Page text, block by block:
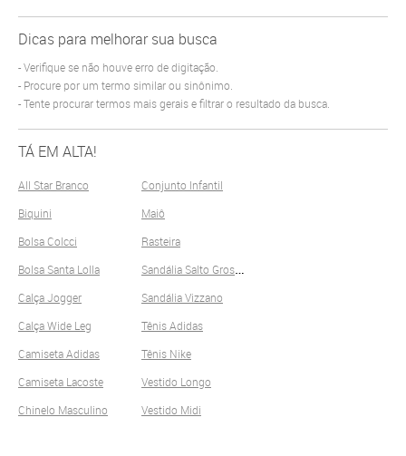
Dicas para melhorar sua busca
Verifique se não houve erro de digitação.
Procure por um termo similar ou sinônimo.
Tente procurar termos mais gerais e filtrar o resultado da busca.
TÁ EM ALTA!
All Star Branco
Biquini
Bolsa Colcci
Bolsa Santa Lolla
Calça Jogger
Calça Wide Leg
Camiseta Adidas
Camiseta Lacoste
Chinelo Masculino
Conjunto Infantil
Maiô
Rasteira
S
andália Salto Grosso
Sandália Vizzano
Tênis Adidas
Tênis Nike
Vestido Longo
Vestido Midi